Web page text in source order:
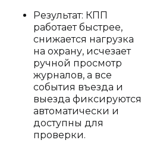
Результат: КПП
работает быстрее,
снижается нагрузка
на охрану, исчезает
ручной просмотр
журналов, а все
события въезда и
выезда фиксируются
автоматически и
доступны для
проверки.